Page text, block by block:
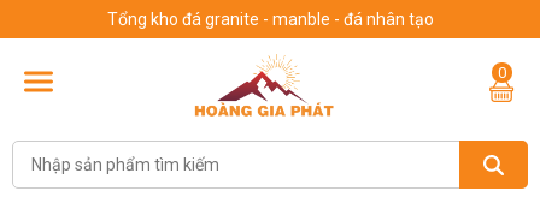
Tổng kho đá granite - manble - đá nhân tạo
0